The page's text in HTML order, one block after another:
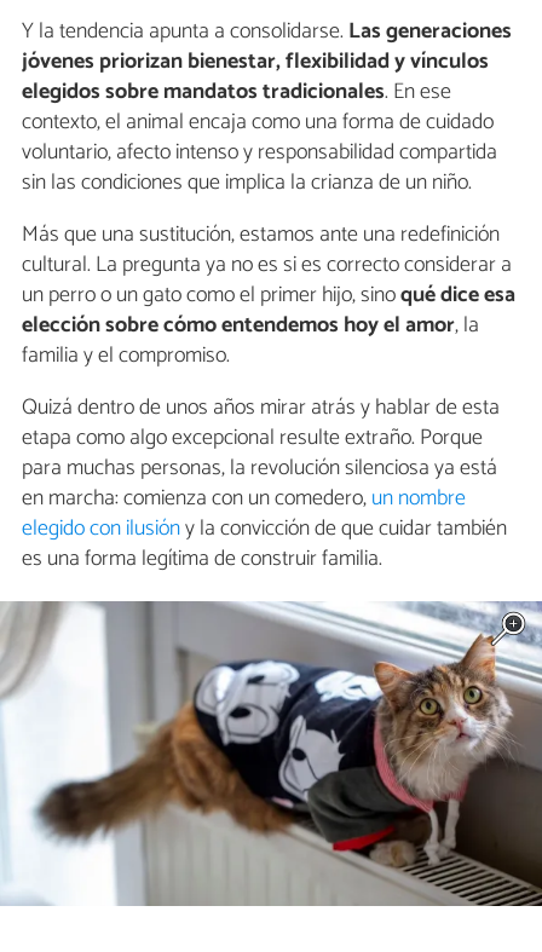
Y la tendencia apunta a consolidarse. Las generaciones
jóvenes priorizan bienestar, flexibilidad y vínculos
elegidos sobre mandatos tradicionales. En ese
contexto, el animal encaja como una forma de cuidado
voluntario, afecto intenso y responsabilidad compartida
sin las condiciones que implica la crianza de un niño.
Más que una sustitución, estamos ante una redefinición
cultural. La pregunta ya no es si es correcto considerar a
un perro o un gato como el primer hijo, sinoqué dice esa
elección sobre cómo entendemos hoy el amor, la
familia y el compromiso.
Quizá dentro de unos años mirar atrás y hablar de esta
etapa como algo excepcional resulte extraño. Porque
para muchas personas, la revolución silenciosa ya está
en marcha: comienza con un comedero,un nombre
elegido con ilusióny la convicción de que cuidar también
es una forma legítima de construir familia.